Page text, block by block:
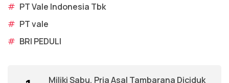
# PT Vale Indonesia Tbk
# PT vale
# BRI PEDULI
Miliki Sabu, Pria Asal Tambarana Diciduk